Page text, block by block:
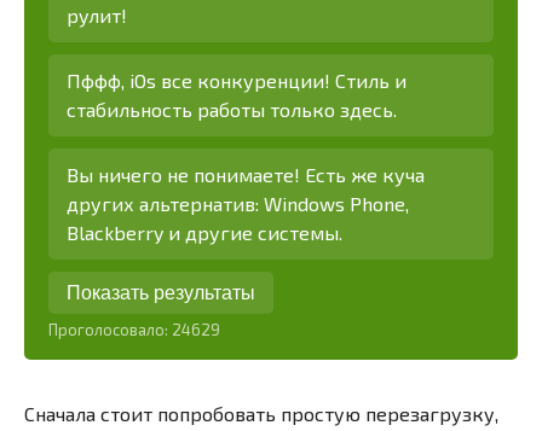
рулит!
Пффф, iOs все конкуренции! Стиль и
стабильность работы только здесь.
Вы ничего не понимаете! Есть же куча
других альтернатив: Windows Phone,
Blackberry и другие системы.
Показать результаты
Проголосовало: 24629
Сначала стоит попробовать простую перезагрузку,